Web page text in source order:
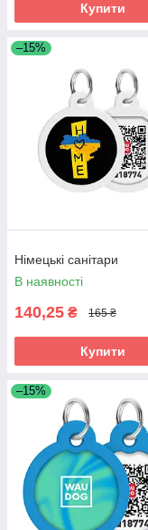
Купити
–15%
Німецькі санітари
В наявності
140,25 ₴ 165 ₴
Купити
–15%